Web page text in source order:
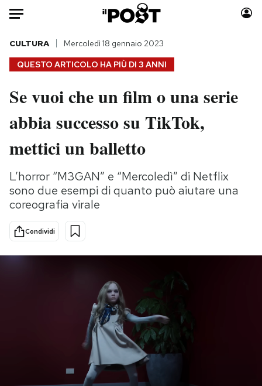
Auto
HOME
Italia
Politica
Tecnologia
Scienza
Cultura
Sport
Moda
Consumismi
Media
Europa
I MIEI PREFERITI
QUESTO ARTICOLO HA PIÙ DI 3 ANNI
CULTURA Mercoledì 18 gennaio 2023
Se vuoi che un film o una serie
abbia successo su TikTok,
mettici un balletto
L’horror “M3GAN” e “Mercoledì” di Netflix
sono due esempi di quanto può aiutare una
coreografia virale
Condividi